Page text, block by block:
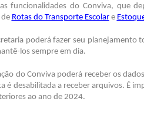
funcionalidades do Conviva, que
Rotas do Transporte Escolare
poderá fazer seu planejamento
los sempre em dia.
do Conviva poderá receber os
é desabilitada a receber arquivos. É
ao ano de 2024.